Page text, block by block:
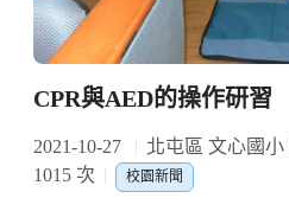
CPR與AED的操作研習
2021-10-27 北屯區 文心國
1015 次
校園新聞